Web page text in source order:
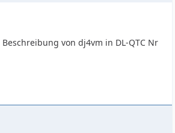
von dj4vm in DL-QTC Nr